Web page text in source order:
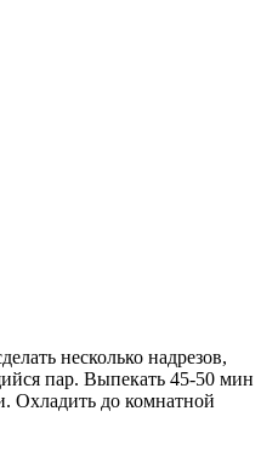
несколько надрезов,
пар. Выпекать 45-50 мин
Охладить до комнатной